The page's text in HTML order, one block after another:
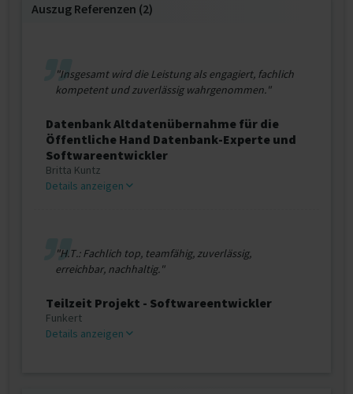
Auszug Referenzen (2)
"Insgesamt wird die Leistung als engagiert, fachlich
kompetent und zuverlässig wahrgenommen."
Datenbank Altdatenübernahme für die
Öffentliche Hand Datenbank-Experte und
Softwareentwickler
Britta Kuntz
Details anzeigen
"H.T.: Fachlich top, teamfähig, zuverlässig,
erreichbar, nachhaltig."
Teilzeit Projekt - Softwareentwickler
Funkert
Details anzeigen